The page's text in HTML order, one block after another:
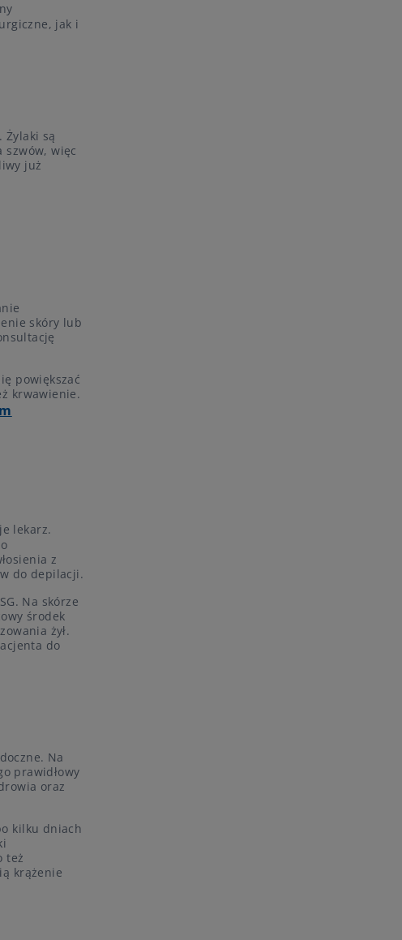
jak i
są
szwów, więc
już
skóry lub
powiększać
krwawienie.
lekarz.
z
do depilacji.
Na skórze
środek
żył.
do
Na
prawidłowy
oraz
kilku dniach
też
krążenie